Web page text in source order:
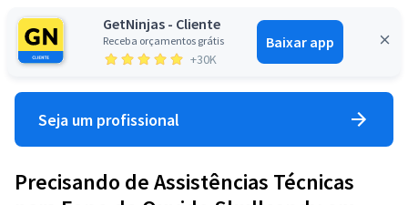
GetNinjas - Cliente
Receba orçamentos grátis
+30K
Baixar app
Entrar
Seja um profissional
Precisando de Assistências Técnicas